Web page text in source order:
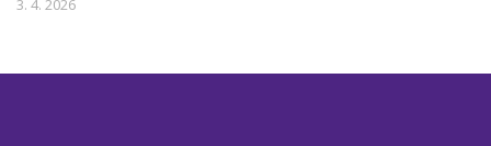
3. 4. 2026